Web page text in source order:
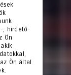
, hirdető-
Ön
Ön által